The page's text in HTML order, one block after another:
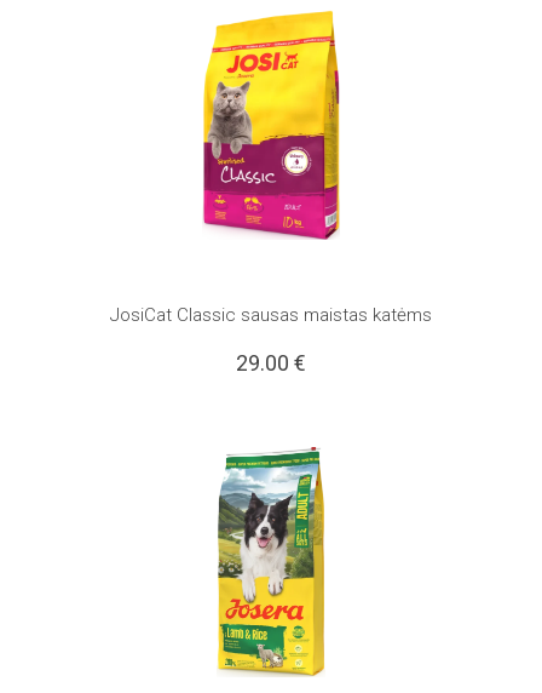
JosiCat Classic sausas maistas katėms
29.00 €